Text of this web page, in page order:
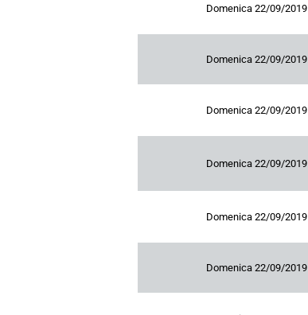
Domenica 22/09/2019
Domenica 22/09/2019
Domenica 22/09/2019
Domenica 22/09/2019
Domenica 22/09/2019
Domenica 22/09/2019